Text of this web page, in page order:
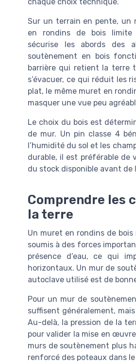
chaque choix technique.
Sur un terrain en pente, un
en rondins de bois limite
sécurise les abords des
soutènement en bois
barrière qui retient la terre
s’évacuer, ce qui réduit les
plat, le même muret en
masquer une vue peu
Le choix du bois est
de mur. Un pin classe 4
l’humidité du sol et les
durable, il est préférable de
du stock disponible avant de
Comprendre les
la terre
Un muret en rondins de bois
soumis à des forces
présence d’eau, ce qui
horizontaux. Un mur de
autoclave utilisé est de
Pour un mur de
suffisent généralement,
Au-delà, la pression de la
pour valider la mise en
murs de soutènement plus
renforcé des poteaux dans le